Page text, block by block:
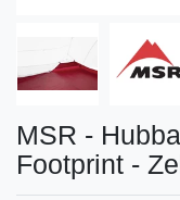
MSR -
Footprint -